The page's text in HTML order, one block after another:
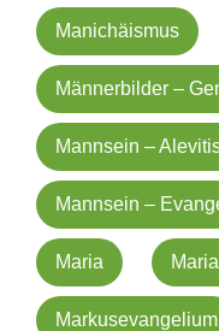
Manichäismus
Männerbilder –
Mannsein –
Mannsein –
Maria
Markusevangelium